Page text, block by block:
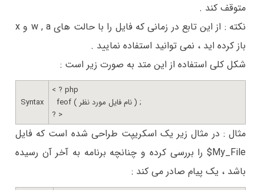
متوقف کند .
نکته :
از این تابع در زمانی که فایل را با حالت های w , a و x
باز کرده اید ، نمی توانید استفاده نمایید .
شکل کلی استفاده از این متد به صورت زیر است :
Syntax
< ? php
feof ( نام فایل مورد نظر ) ;
? >
مثال : در مثال زیر یک اسکریپت طراحی شده است که فایل
My_File$ را بررسی کرده و چنانچه برنامه به آخر آن رسیده
باشد ، یک پیام صادر می کند :